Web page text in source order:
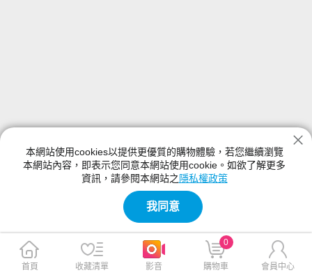
本網站使用cookies以提供更優質的購物體驗，若您繼續瀏覽
本網站內容，即表示您同意本網站使用cookie。如欲了解更多
資訊，請參閱本網站之 隱私權政策
我同意
首頁 收藏清單 影音 購物車
0
會員中心